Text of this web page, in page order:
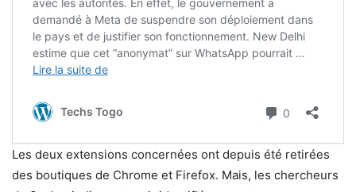
Les deux extensions concernées ont depuis été retirées
des boutiques de Chrome et Firefox. Mais, les chercheurs